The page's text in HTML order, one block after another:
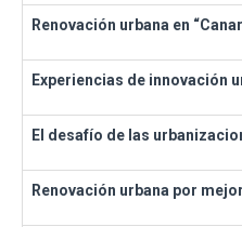
Renovación urbana en
Experiencias de innovación
El desafío de las
Renovación urbana por